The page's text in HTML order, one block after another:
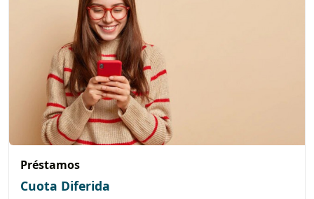
Préstamos
Cuota Diferida